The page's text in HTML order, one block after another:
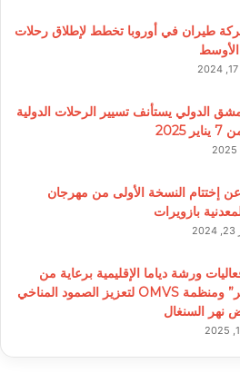
طيران في أوروبا تخطط لإطلاق رحلات
الدولي يستأنف تسيير الرحلات الدولية
2025
عن إختتام النسخة الأولى من مهرجان
بازويرات
ورشة دياما الإقليمية برعاية من
“صونادير” ومنظمة OMVS لتعزيز الصمود المناخي
السنغال